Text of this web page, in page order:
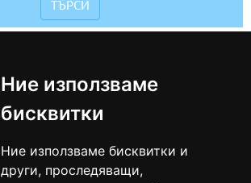
Ние използваме
бисквитки
Ние използваме бисквитки и
други, проследяващи,